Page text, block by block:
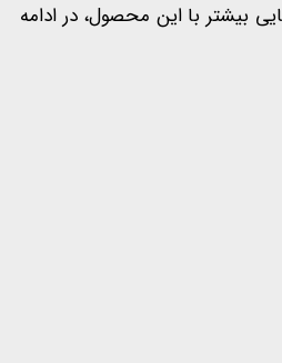
بیشتر با این محصول، در ادامه